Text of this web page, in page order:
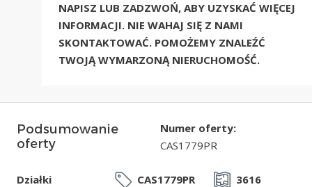
NAPISZ LUB ZADZWOŃ, ABY UZYSKAĆ WIĘCEJ
INFORMACJI. NIE WAHAJ SIĘ Z NAMI
SKONTAKTOWAĆ. POMOŻEMY ZNALEŹĆ
TWOJĄ WYMARZONĄ NIERUCHOMOŚĆ.
Podsumowanie
oferty
Numer oferty:
CAS1779PR
Działki
CAS1779PR
3616